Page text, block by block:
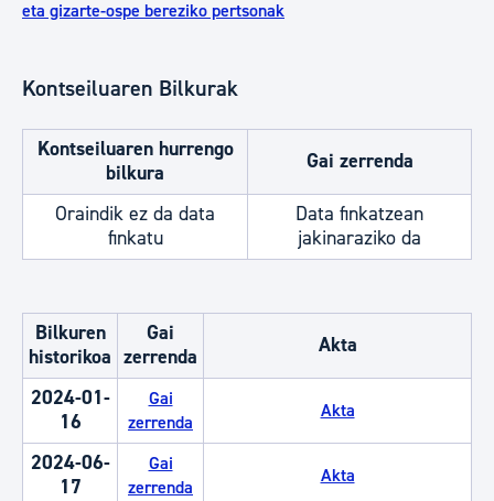
eta gizarte-ospe bereziko pertsonak
Kontseiluaren Bilkurak
Kontseiluaren hurrengo
bilkura
Gai zerrenda
Oraindik ez da data
finkatu
Data finkatzean
jakinaraziko da
Bilkuren
historikoa
Gai
zerrenda
Akta
2024-01-
16
Gai
zerrenda
Akta
2024-06-
17
Gai
zerrenda
Akta